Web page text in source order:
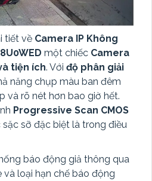
tiết về Camera IP Không
một chiếc Camera
tiện ích. Với độ phân giải
năng chụp màu ban đêm
và rõ nét hơn bao giờ hết.
Progressive Scan CMOS
sỡ đặc biệt là trong điều
báo động giả thông qua
loại hạn chế báo động